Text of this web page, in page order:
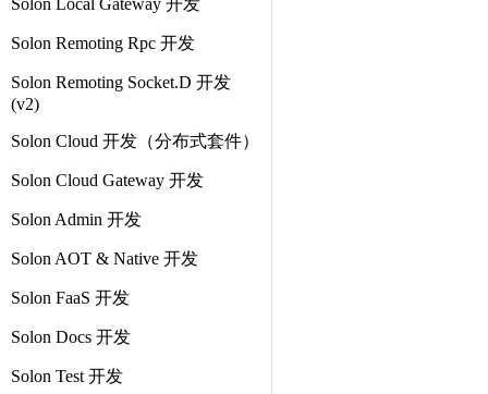
Solon Local Gateway 开发
Solon Remoting Rpc 开发
Solon Remoting Socket.D 开发
(v2)
Solon Cloud 开发（分布式套件）
Solon Cloud Gateway 开发
Solon Admin 开发
Solon AOT & Native 开发
Solon FaaS 开发
Solon Docs 开发
Solon Test 开发